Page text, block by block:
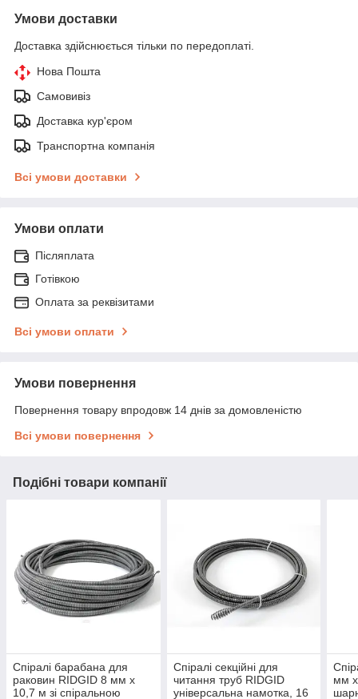
Умови доставки
Доставка здійснюється тільки по передоплаті.
Нова Пошта
Самовивіз
Доставка кур'єром
Транспортна компанія
Всі умови доставки
Умови оплати
Післяплата
Готівкою
Оплата за реквізитами
Всі умови оплати
Умови повернення
Повернення товару впродовж 14 днів за домовленістю
Всі умови повернення
Подібні товари компанії
Спіралі барабана для
раковин RIDGID 8 мм x
10,7 м зі спіральною
Спіралі секційні для
читання труб RIDGID
універсальна намотка, 16
мм x